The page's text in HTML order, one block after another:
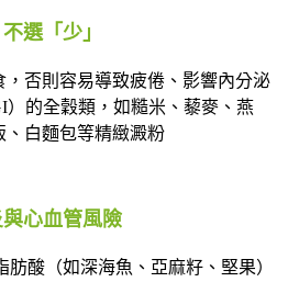
選「少」
，否則容易導致疲倦、影響內分泌
）的全穀類，如糙米、藜麥、燕
、白麵包等精緻澱粉
心血管風險
肪酸（如深海魚、亞麻籽、堅果）